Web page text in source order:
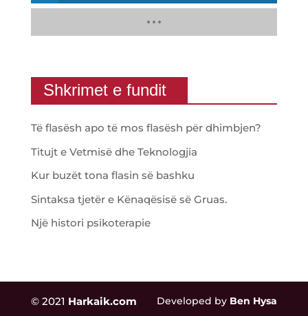
Shkrimet e fundit
Të flasësh apo të mos flasësh për dhimbjen?
Titujt e Vetmisë dhe Teknologjia
Kur buzët tona flasin së bashku
Sintaksa tjetër e Kënaqësisë së Gruas.
Një histori psikoterapie
© 2021 Harkaik.com Developed by Ben Hysa